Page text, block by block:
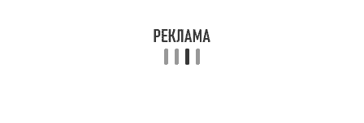
Квартиры в сталинских